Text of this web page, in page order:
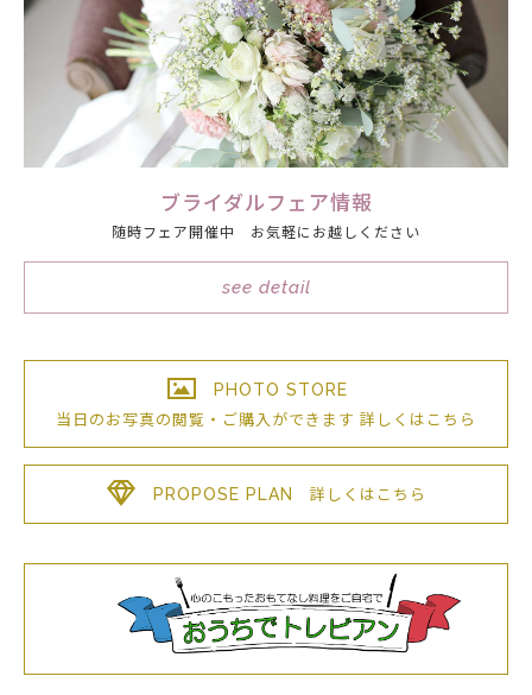
ブライダルフェア情報
随時フェア開催中 お気軽にお越しください
see detail
PHOTO STORE
当日のお写真の閲覧・ご購入ができます 詳しくはこちら
PROPOSE PLAN 詳しくはこちら